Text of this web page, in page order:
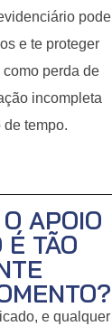
pode
e te proteger
perda de
incompleta
tempo.
APOIO
É TÃO
e qualquer